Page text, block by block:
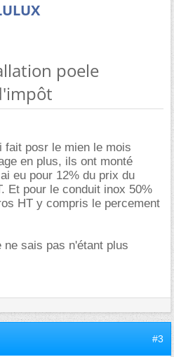
poele
fait posr le mien le mois
en plus, ils ont monté
eu pour 12% du prix du
Et pour le conduit inox 50%
HT y compris le percement
sais pas n'étant plus
#3